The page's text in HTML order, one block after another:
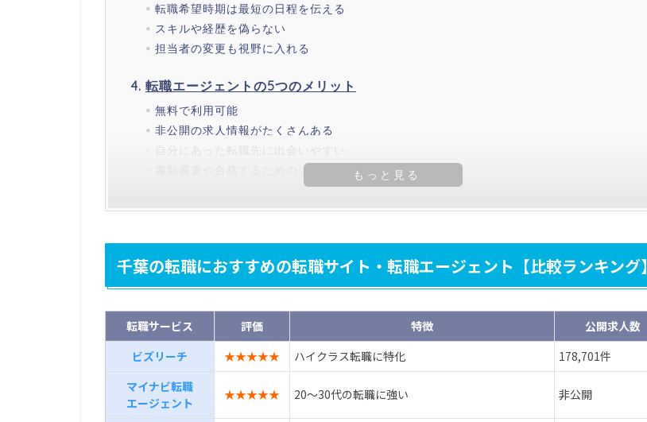
転職希望時期は最短の日程を伝える
スキルや経歴を偽らない
担当者の変更も視野に入れる
転職エージェントの5つのメリット
無料で利用可能
非公開の求人情報がたくさんある
自分にあった転職先に出会いやすい
書類審査や合格するためのノウハウを聞ける
千葉の転職におすすめの転職サイト・転職エージェント【比較ランキング】
転職サービス 評価 特徴 公開求人数
ビズリーチ
★★★★★ ハイクラス転職に特化 178,701件
マイナビ転職
エージェント
★★★★★ 20～30代の転職に強い 非公開